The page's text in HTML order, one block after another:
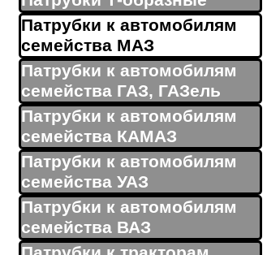
Патрубки к автомобилям
семейства МАЗ
Патрубки к автомобилям
семейства ГАЗ, ГАЗель
Патрубки к автомобилям
семейства КАМАЗ
Патрубки к автомобилям
семейства УАЗ
Патрубки к автомобилям
семейства ВАЗ